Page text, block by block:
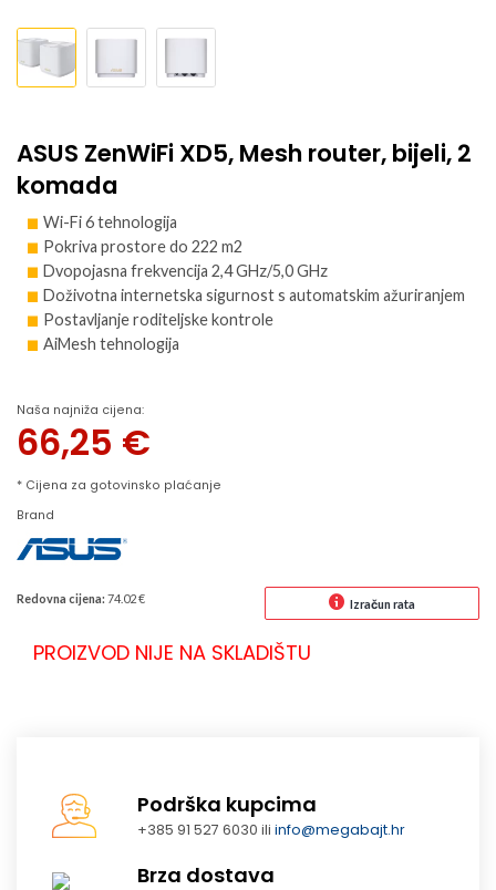
ASUS ZenWiFi XD5, Mesh router, bijeli, 2
komada
Wi-Fi 6 tehnologija
Pokriva prostore do 222 m2
Dvopojasna frekvencija 2,4 GHz/5,0 GHz
Doživotna internetska sigurnost s automatskim ažuriranjem
Postavljanje roditeljske kontrole
AiMesh tehnologija
Naša najniža cijena:
66,25 €
* Cijena za gotovinsko plaćanje
Brand
Redovna cijena: 74.02 € Izračun rata
PROIZVOD NIJE NA SKLADIŠTU
Podrška kupcima
+385 91 527 6030 iliinfo@megabajt.hr
Brza dostava